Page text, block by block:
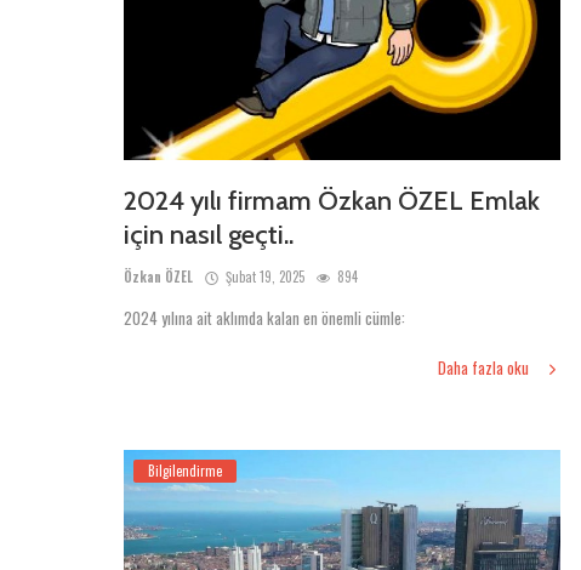
2024 yılı firmam Özkan ÖZEL Emlak
için nasıl geçti..
Özkan ÖZEL Şubat 19, 2025 894
2024 yılına ait aklımda kalan en önemli cümle:
Daha fazla oku
Bilgilendirme